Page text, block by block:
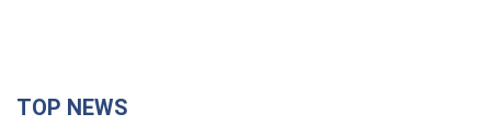
TOP NEWS